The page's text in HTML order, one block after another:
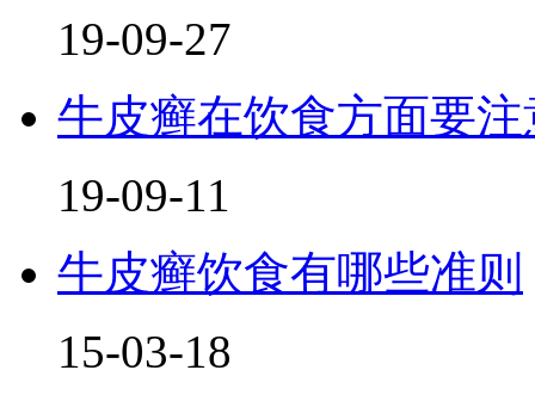
19-09-27
牛皮癣在饮食方面要
19-09-11
牛皮癣饮食有哪些准则
15-03-18